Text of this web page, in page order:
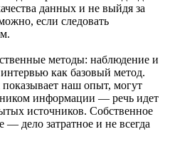
данных и не выйдя за
если следовать
методы: наблюдение и
как базовый метод.
наш опыт, могут
информации — речь идет
источников. Собственное
— дело затратное и не всегда